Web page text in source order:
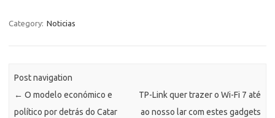
Category: Noticias
Post navigation
← O modelo económico e
político por detrás do Catar
TP-Link quer trazer o Wi-Fi 7 até
ao nosso lar com estes gadgets